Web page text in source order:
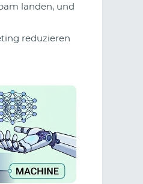
landen, und
reduzieren